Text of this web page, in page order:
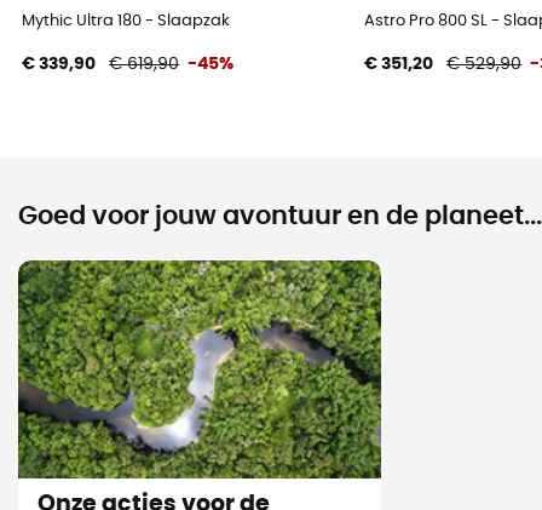
Mythic Ultra 180 - Slaapzak
€ 339,90 € 619,90 -45%
Astro Pro 800 SL -
€ 351,20 € 529,90 -
Goed voor jouw avontuur en de planeet...
Onze acties voor de